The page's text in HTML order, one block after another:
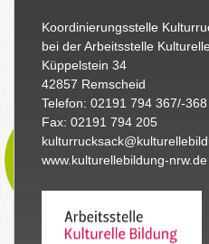
Koordinierungsstelle
bei der Arbeitsstelle
Küppelstein 34
42857 Remscheid
Telefon: 02191 794 367/-368
Fax: 02191 794 205
www.kulturellebildung-nrw.de